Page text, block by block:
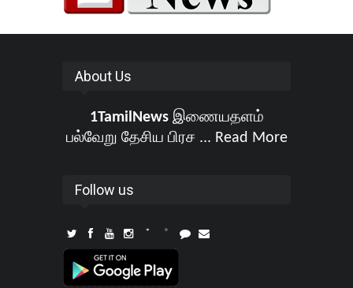
About Us
1TamilNewsஇணையதளம்
பல்வேறு தேசிய பிரச ... Read More
Follow us